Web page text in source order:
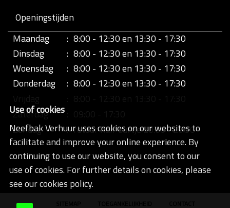
Openingstijden
Maandag
: 8:00 - 12:30 en 13:30 - 17:30
Dinsdag
: 8:00 - 12:30 en 13:30 - 17:30
Woensdag
: 8:00 - 12:30 en 13:30 - 17:30
Donderdag
: 8:00 - 12:30 en 13:30 - 17:30
Zaterdag
Zondag
: retour half uurtje 20:00 - 20:30
Use of cookies
Neefbak Verhuur uses cookies on our websites to
facilitate and improve your online experience. By
continuing to use our website, you consent to our
use of cookies. For further details on cookies, please
see our cookies policy.